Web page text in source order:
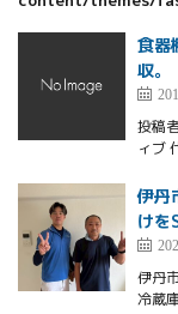
食器
収。
投稿
ィブ
伊丹
けを
伊丹
冷蔵